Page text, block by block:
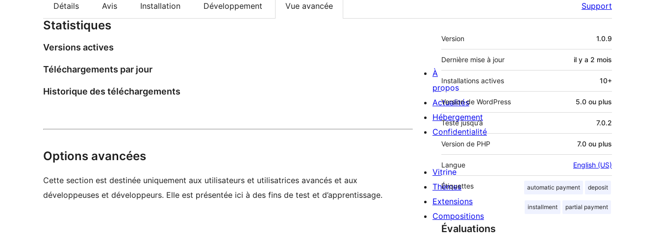
Détails Avis Installation Développement Vue avancée Support
Statistiques
Versions actives
Téléchargements par jour
Historique des téléchargements
Options avancées
Cette section est destinée uniquement aux utilisateurs et utilisatrices avancés et aux
développeuses et développeurs. Elle est présentée ici à des fins de test et d’apprentissage.
Méta
Version 1.0.9
Dernière mise à jour il y a 2 mois
Installations actives 10+
Version de WordPress 5.0 ou plus
Testé jusqu’à 7.0.2
Version de PHP 7.0 ou plus
Langue English (US)
Étiquettes automatic payment deposit
installment partial payment
Évaluations
À
propos
Actualités
Hébergement
Confidentialité
Vitrine
Thèmes
Extensions
Compositions